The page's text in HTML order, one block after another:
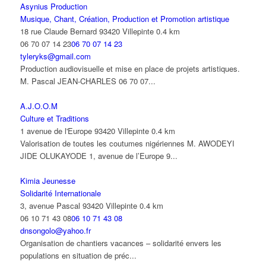
Asynius Production
Musique, Chant, Création, Production et Promotion artistique
18 rue Claude Bernard 93420 Villepinte 0.4 km
06 70 07 14 2306 70 07 14 23
tyleryks@gmail.com
Production audiovisuelle et mise en place de projets artistiques.
M. Pascal JEAN-CHARLES 06 70 07...
A.J.O.O.M
Culture et Traditions
1 avenue de l'Europe 93420 Villepinte 0.4 km
Valorisation de toutes les coutumes nigériennes M. AWODEYI
JIDE OLUKAYODE 1, avenue de l’Europe 9...
Kimia Jeunesse
Solidarité Internationale
3, avenue Pascal 93420 Villepinte 0.4 km
06 10 71 43 0806 10 71 43 08
dnsongolo@yahoo.fr
Organisation de chantiers vacances – solidarité envers les
populations en situation de préc...